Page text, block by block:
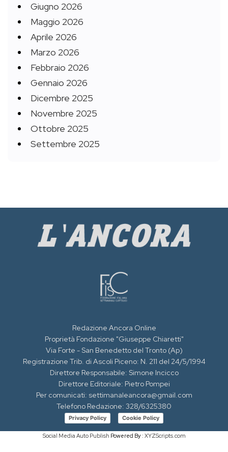
Giugno 2026
Maggio 2026
Aprile 2026
Marzo 2026
Febbraio 2026
Gennaio 2026
Dicembre 2025
Novembre 2025
Ottobre 2025
Settembre 2025
Redazione Ancora Online
Proprietà Fondazione "Giuseppe Chiaretti"
Via Forte - San Benedetto del Tronto (Ap)
Registrazione Trib. di Ascoli Piceno: N. 211 del 24/5/1994
Direttore Responsabile: Simone Incicco
Direttore Editoriale: Pietro Pompei
Per comunicati: settimanaleancora@gmail.com
Telefono Redazione: 328/6325380
Privacy Policy Cookie Policy
Social Media Auto Publish Powered By : XYZScripts.com